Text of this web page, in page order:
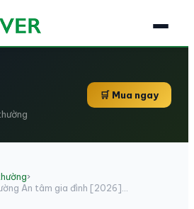
🛒 Mua ngay
›
An tâm gia đình [2026]...